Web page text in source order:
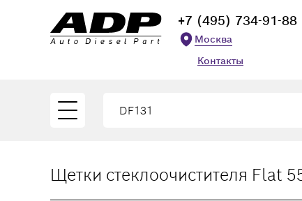
+7 (495) 734-91-88
Москва
Контакты
Щетки стеклоочистителя Flat